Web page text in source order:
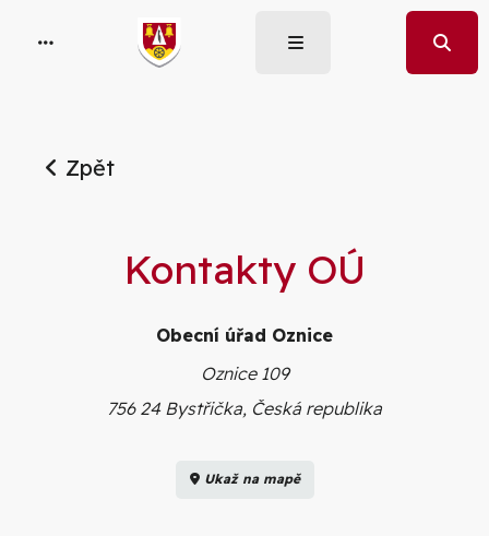
Zpět
Kontakty OÚ
Obecní úřad Oznice
Oznice 109
756 24 Bystřička, Česká republika
Ukaž na mapě